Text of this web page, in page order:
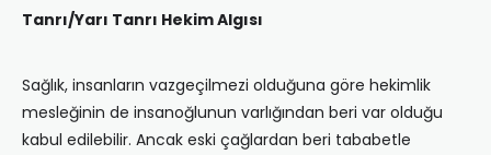
Tanrı/Yarı Tanrı Hekim Algısı
Sağlık, insanların vazgeçilmezi olduğuna göre hekimlik
mesleğinin de insanoğlunun varlığından beri var olduğu
kabul edilebilir. Ancak eski çağlardan beri tababetle